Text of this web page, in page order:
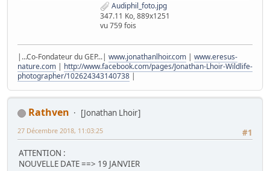
Audiphil_foto.jpg
347.11 Ko, 889x1251
vu 759 fois
|...Co-Fondateur du GEP...| www.jonathanlhoir.com | www.eresus-
nature.com | http://www.facebook.com/pages/Jonathan-Lhoir-Wildlife-
photographer/102624343140738 |
Rathven
[Jonathan Lhoir]
#1
27 Décembre 2018, 11:03:25
ATTENTION :
NOUVELLE DATE ==> 19 JANVIER